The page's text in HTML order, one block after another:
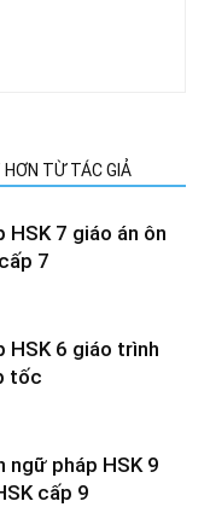
HƠN TỪ TÁC GIẢ
HSK 7 giáo án ôn
7
HSK 6 giáo trình
tốc
ngữ pháp HSK 9
cấp 9